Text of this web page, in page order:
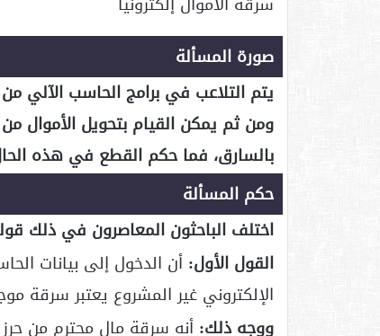
صورة المسألة
يتم التلاعب في برامج الحاسب الآلي
ومن ثم يمكن القيام بتحويل الأموال
بالسارق، فما حكم القطع في هذه
حكم المسألة
اختلف الباحثون المعاصرون في ذلك
القول الأول: أن الدخول إلى بيانات
الإلكتروني غير المشروع يعتبر سرقة
ووجه ذلك: أنه سرقة مال محترم من حرز